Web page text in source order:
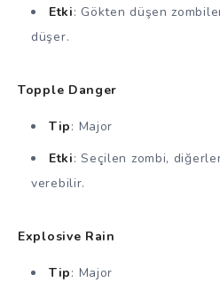
Etki: Gökten düşen
düşer.
Topple Danger
Tip: Major
Etki: Seçilen zombi,
verebilir.
Explosive Rain
Tip: Major